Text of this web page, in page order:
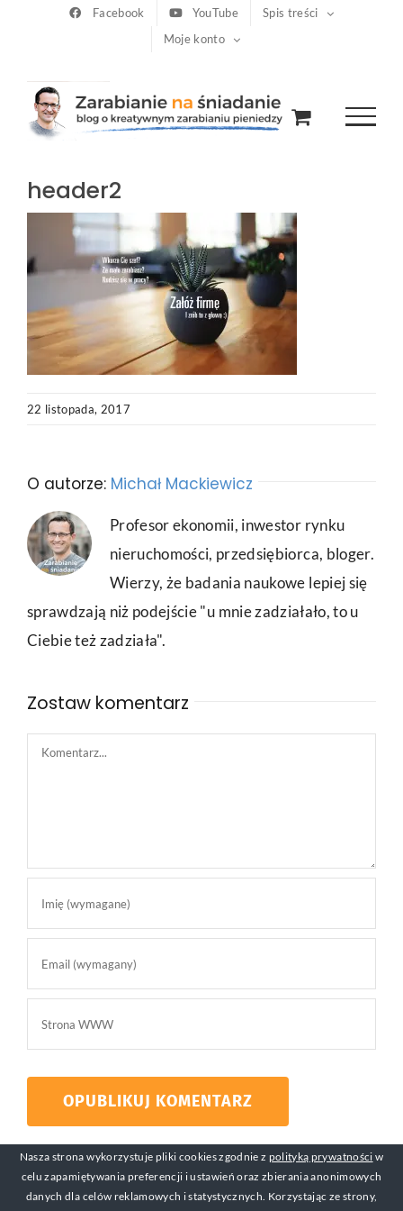
Facebook YouTube
Spis treści
Moje konto
header2
22 listopada, 2017
O autorze: Michał Mackiewicz
Profesor ekonomii, inwestor rynku
nieruchomości, przedsiębiorca, bloger.
Wierzy, że badania naukowe lepiej się
sprawdzają niż podejście "u mnie zadziałało, to u
Ciebie też zadziała".
Zostaw komentarz
Comment
Nasza strona wykorzystuje pliki cookies zgodnie z polityką prywatności w
celu zapamiętywania preferencji i ustawień oraz zbierania anonimowych
danych dla celów reklamowych i statystycznych. Korzystając ze strony,